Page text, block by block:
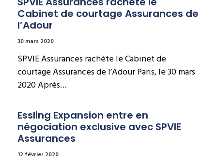
Cabinet de courtage Assurances de
l’Adour
30 mars 2020
SPVIE Assurances rachète le Cabinet de
courtage Assurances de l’Adour Paris, le 30 mars
2020 Après…
Essling Expansion entre en
négociation exclusive avec SPVIE
Assurances
12 février 2020